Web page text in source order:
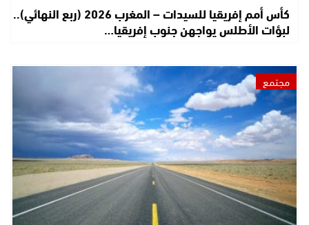
كأس أمم إفريقيا للسيدات – المغرب 2026 (ربع النهائي)..
لبؤات الأطلس يواجهن جنوب إفريقيا…
مجتمع